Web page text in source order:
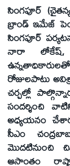
సింగపూర్‌
బ్రాండ్‌ ఇమేజ్‌
సింగపూర్‌
నారా
రోజులపాటు
చర్చల్లో
సందర్శించి
అధ్యయనం
సీఎం
మొదటినుంచి
ఆసాంతం